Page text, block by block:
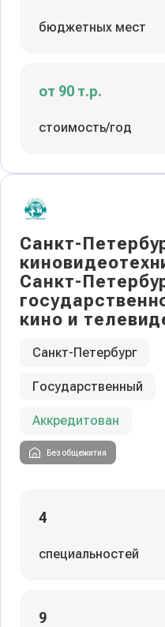
бюджетных мест
от 90 т.р.
стоимость/год
Санкт-
Санкт-
кино и
Санкт-Петербург
Государственный
Аккредитован
Без общежития
4
специальностей
9